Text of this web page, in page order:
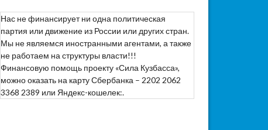
Нас не финансирует ни одна политическая
партия или движение из России или других стран.
Мы не являемся иностранными агентами, а также
не работаем на структуры власти!!!
Финансовую помощь проекту «Сила Кузбасса»,
можно оказать на карту Сбербанка – 2202 2062
3368 2389 или Яндекс-кошелек:.